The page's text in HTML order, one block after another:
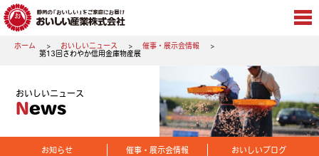
ホーム おいしいニュース
催事・展示会情報
第13回さわやか信用金庫物産展
おいしいニュース
News
お知らせ 催事・展示会情報 おいしいブログ